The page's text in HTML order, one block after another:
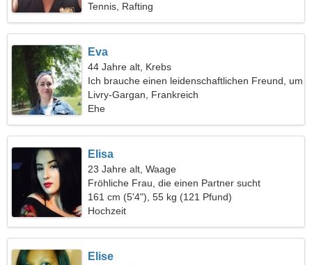
Tennis, Rafting
Eva
44 Jahre alt, Krebs
Ich brauche einen leidenschaftlichen Freund, um
zusammen zu tanzen
Livry-Gargan, Frankreich
Ehe
Elisa
23 Jahre alt, Waage
Fröhliche Frau, die einen Partner sucht
161 cm (5'4"), 55 kg (121 Pfund)
Hochzeit
Elise